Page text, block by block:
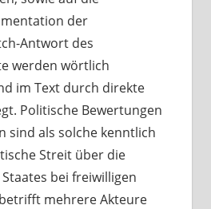
der
Antwort des
werden wörtlich
im Text durch direkte
Politische Bewertungen
sind als solche kenntlich
Streit über die
bei freiwilligen
mehrere Akteure